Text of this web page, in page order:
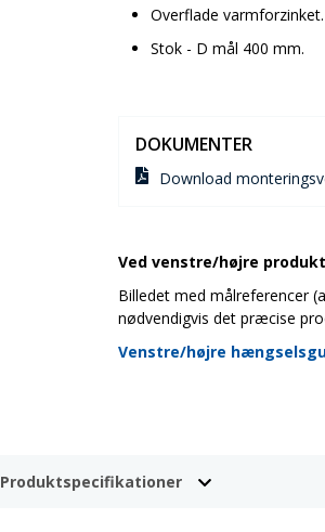
Overflade varmforzinket.
Stok - D mål 400 mm.
DOKUMENTER
Download
Ved venstre/højre
Billedet med målreferencer
nødvendigvis det præcise
Venstre/højre
Produktspecifikationer